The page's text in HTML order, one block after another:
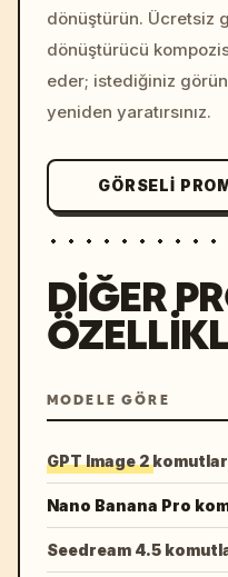
dönüştürün. Ücretsiz
dönüştürücü
eder; istediğiniz
yeniden yaratırsınız.
GÖRSELI
DIĞER
MODELE GÖRE
GPT Image 2
Nano Banana Pro
Seedream 4.5